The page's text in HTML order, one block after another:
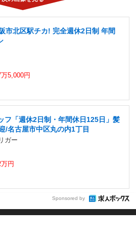
市北区駅チカ! 完全週休2日制 年間
5,000円
フ「週休2日制・年間休日125日」髪
/名古屋市中区丸の内1丁目
ガー
円
Sponsored by